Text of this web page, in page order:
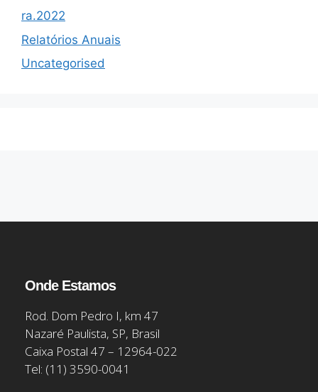
ra.2022
Relatórios Anuais
Uncategorised
Onde Estamos
Rod. Dom Pedro I, km 47
Nazaré Paulista, SP, Brasil
Caixa Postal 47 – 12964-022
Tel: (11) 3590-0041